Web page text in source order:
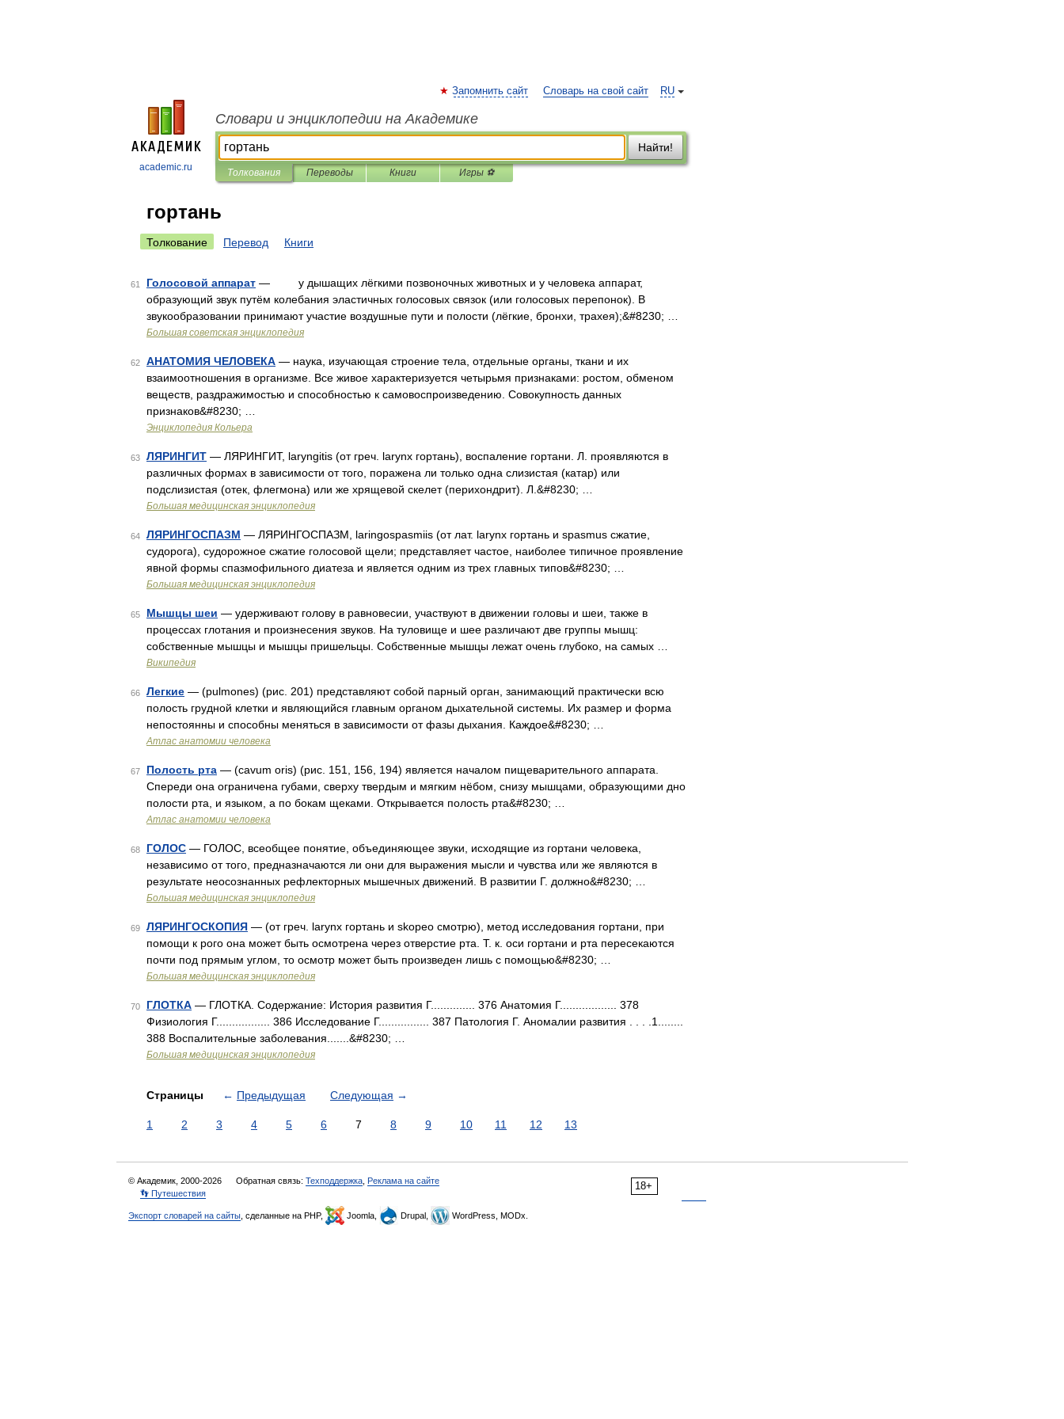
academic.ru
RU
Запомнить сайт Словарь на свой сайт
Словари и энциклопедии на Академике
Найти!
Толкования Переводы Книги Игры ⚽
гортань
Толкование Перевод Книги
61 Голосовой аппарат — у дышащих лёгкими позвоночных животных и у человека аппарат,
образующий звук путём колебания эластичных голосовых связок (или голосовых перепонок). В
звукообразовании принимают участие воздушные пути и полости (лёгкие, бронхи, трахея);&#8230; …
Большая советская энциклопедия
62 АНАТОМИЯ ЧЕЛОВЕКА — наука, изучающая строение тела, отдельные органы, ткани и их
взаимоотношения в организме. Все живое характеризуется четырьмя признаками: ростом, обменом
веществ, раздражимостью и способностью к самовоспроизведению. Совокупность данных
признаков&#8230; …
Энциклопедия Кольера
63 ЛЯРИНГИТ — ЛЯРИНГИТ, laryngitis (от греч. larynx гортань), воспаление гортани. Л. проявляются в
различных формах в зависимости от того, поражена ли только одна слизистая (катар) или
подслизистая (отек, флегмона) или же хрящевой скелет (перихондрит). Л.&#8230; …
Большая медицинская энциклопедия
64 ЛЯРИНГОСПАЗМ — ЛЯРИНГОСПАЗМ, laringospasmiis (от лат. larynx гортань и spasmus сжатие,
судорога), судорожное сжатие голосовой щели; представляет частое, наиболее типичное проявление
явной формы спазмофильного диатеза и является одним из трех главных типов&#8230; …
Большая медицинская энциклопедия
65 Мышцы шеи — удерживают голову в равновесии, участвуют в движении головы и шеи, также в
процессах глотания и произнесения звуков. На туловище и шее различают две группы мышц:
собственные мышцы и мышцы пришельцы. Собственные мышцы лежат очень глубоко, на самых …
Википедия
66 Легкие — (pulmones) (рис. 201) представляют собой парный орган, занимающий практически всю
полость грудной клетки и являющийся главным органом дыхательной системы. Их размер и форма
непостоянны и способны меняться в зависимости от фазы дыхания. Каждое&#8230; …
Атлас анатомии человека
67 Полость рта — (cavum oris) (рис. 151, 156, 194) является началом пищеварительного аппарата.
Спереди она ограничена губами, сверху твердым и мягким нёбом, снизу мышцами, образующими дно
полости рта, и языком, а по бокам щеками. Открывается полость рта&#8230; …
Атлас анатомии человека
68 ГОЛОС — ГОЛОС, всеобщее понятие, объединяющее звуки, исходящие из гортани человека,
независимо от того, предназначаются ли они для выражения мысли и чувства или же являются в
результате неосознанных рефлекторных мышечных движений. В развитии Г. должно&#8230; …
Большая медицинская энциклопедия
69 ЛЯРИНГОСКОПИЯ — (от греч. larynx гортань и skopeo смотрю), метод исследования гортани, при
помощи к рого она может быть осмотрена через отверстие рта. Т. к. оси гортани и рта пересекаются
почти под прямым углом, то осмотр может быть произведен лишь с помощью&#8230; …
Большая медицинская энциклопедия
70 ГЛОТКА — ГЛОТКА. Содержание: История развития Г.............. 376 Анатомия Г.................. 378
Физиология Г................. 386 Исследование Г................ 387 Патология Г. Аномалии развития . . . .1........
388 Воспалительные заболевания.......&#8230; …
Большая медицинская энциклопедия
Страницы ← Предыдущая Следующая →
1 2 3 4 5 6 7 8 9 10 11 12 13
18+
© Академик, 2000-2026 Обратная связь: Техподдержка Реклама на сайте
👣 Путешествия
Экспорт словарей на сайты , сделанные на PHP, Joomla, Drupal, WordPress, MODx.